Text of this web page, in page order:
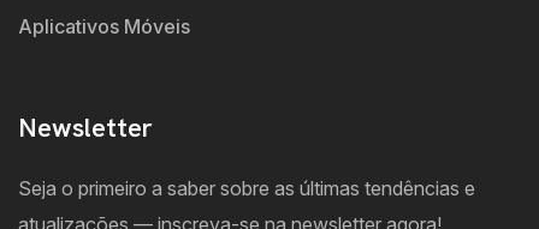
Aplicativos Móveis
Newsletter
Seja o primeiro a saber sobre as últimas tendências e
atualizações — inscreva-se na newsletter agora!